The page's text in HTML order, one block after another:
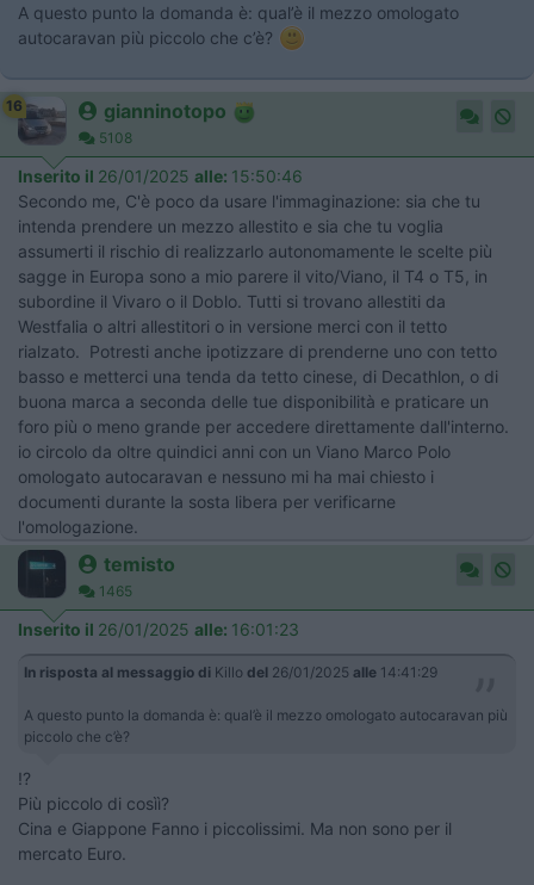
A questo punto la domanda è: qual’è il mezzo omologato
autocaravan più piccolo che c’è?
16 gianninotopo
5108
Inserito il 26/01/2025 alle: 15:50:46
Secondo me, C'è poco da usare l'immaginazione: sia che tu
intenda prendere un mezzo allestito e sia che tu voglia
assumerti il rischio di realizzarlo autonomamente le scelte più
sagge in Europa sono a mio parere il vito/Viano, il T4 o T5, in
subordine il Vivaro o il Doblo. Tutti si trovano allestiti da
Westfalia o altri allestitori o in versione merci con il tetto
rialzato. Potresti anche ipotizzare di prenderne uno con tetto
basso e metterci una tenda da tetto cinese, di Decathlon, o di
buona marca a seconda delle tue disponibilità e praticare un
foro più o meno grande per accedere direttamente dall'interno.
io circolo da oltre quindici anni con un Viano Marco Polo
omologato autocaravan e nessuno mi ha mai chiesto i
documenti durante la sosta libera per verificarne
l'omologazione.
temisto
1465
Inserito il 26/01/2025 alle: 16:01:23
In risposta al messaggio di Killo del 26/01/2025 alle 14:41:29
A questo punto la domanda è: qual’è il mezzo omologato autocaravan più
piccolo che c’è?
!?
Più piccolo di cosìì?
Cina e Giappone Fanno i piccolissimi. Ma non sono per il
mercato Euro.